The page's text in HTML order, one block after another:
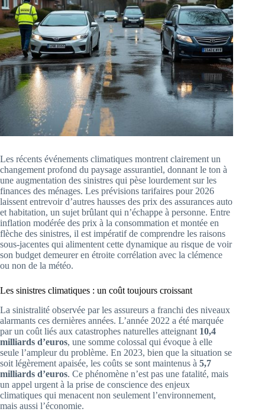
Les récents événements climatiques montrent clairement un
changement profond du paysage assurantiel, donnant le ton à
une augmentation des sinistres qui pèse lourdement sur les
finances des ménages. Les prévisions tarifaires pour 2026
laissent entrevoir d’autres hausses des prix des assurances auto
et habitation, un sujet brûlant qui n’échappe à personne. Entre
inflation modérée des prix à la consommation et montée en
flèche des sinistres, il est impératif de comprendre les raisons
sous-jacentes qui alimentent cette dynamique au risque de voir
son budget demeurer en étroite corrélation avec la clémence
ou non de la météo.
Les sinistres climatiques : un coût toujours croissant
La sinistralité observée par les assureurs a franchi des niveaux
alarmants ces dernières années. L’année 2022 a été marquée
par un coût liés aux catastrophes naturelles atteignant 10,4
milliards d’euros, une somme colossal qui évoque à elle
seule l’ampleur du problème. En 2023, bien que la situation se
soit légèrement apaisée, les coûts se sont maintenus à 5,7
milliards d’euros. Ce phénomène n’est pas une fatalité, mais
un appel urgent à la prise de conscience des enjeux
climatiques qui menacent non seulement l’environnement,
mais aussi l’économie.